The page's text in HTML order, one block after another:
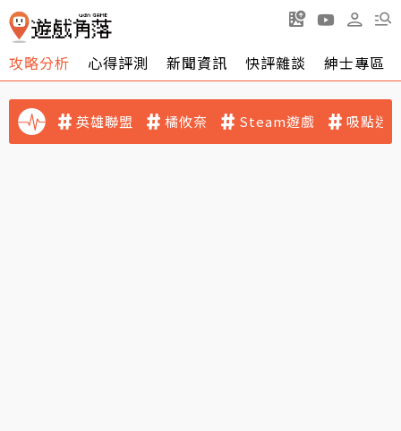
攻略分析 心得評測 新聞資訊 快評雜談 紳士專區
英雄聯盟 橘攸奈 Steam遊戲 吸點迷